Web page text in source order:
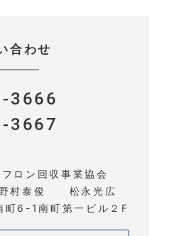
合わせ
3666
3667
ロン回収事業協会
村泰俊 松永光広
町6-1南町第一ビル２F